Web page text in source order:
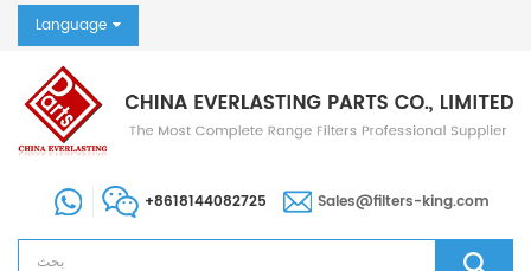
Language
+8618144082725 Sales@filters-king.com